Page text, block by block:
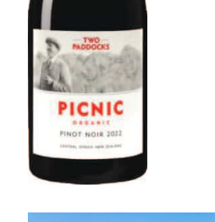
AUNTSFIELD ESTATE｜愛絲菲爾德酒莊
GREYWACKE｜灰瓦岩酒莊
OSTLER WINES｜奧斯特勒酒莊
TWO PADDOCKS｜雙圍場酒莊
TERRA SANCTA｜聖地酒莊
Doctor Flat｜淘金酒館酒莊